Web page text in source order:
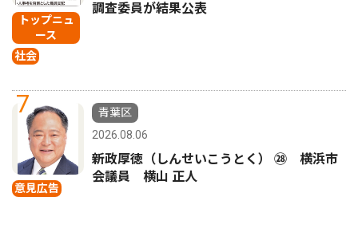
トップニュ
ース
社会
調査委員が結果公表
7
意見広告
青葉区
2026.08.06
新政厚徳（しんせいこうとく） ㉘ 横浜市
会議員 横山 正人